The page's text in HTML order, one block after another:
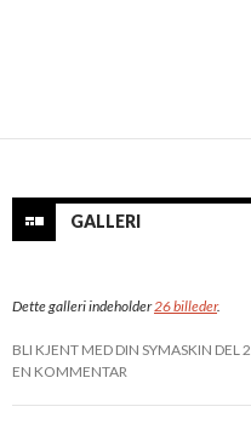
GALLERI
Dette galleri indeholder26 billeder.
BLI KJENT MED DIN SYMASKIN DEL 2
EN KOMMENTAR